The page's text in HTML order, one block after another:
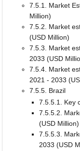
7.5.1. Market
Million)
7.5.2. Market
(USD Million)
7.5.3. Market
2033 (USD
7.5.4. Market
2021 - 2033
7.5.5. Brazil
7.5.5.1. Key
7.5.5.2.
(USD Million)
7.5.5.3.
2033 (USD